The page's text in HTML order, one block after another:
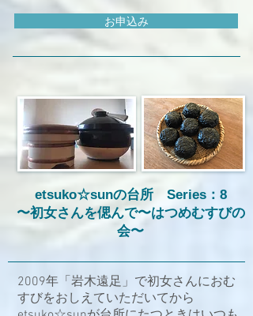
お申込み
etsuko☆sunの台所 Series：8
​〜初女さんを偲んで〜はつめむすびの
会〜
2009年「岩木遠足」で初女さんにおむ
すびをおしえていただいてから